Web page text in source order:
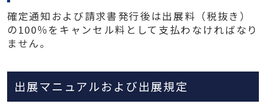
確定通知および請求書発行後は出展料（税抜き）
の100％をキャンセル料として支払わなければなり
ません。
出展マニュアルおよび出展規定